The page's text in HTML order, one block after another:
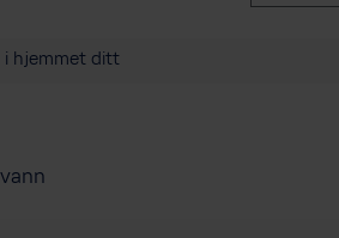
i hjemmet ditt